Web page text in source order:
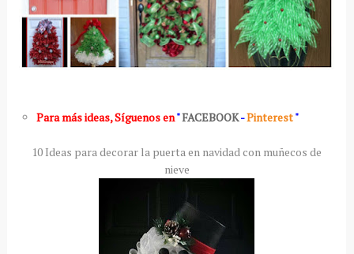
Para más ideas,Síguenos en"FACEBOOK-Pinterest"
10 Ideas para decorar la puerta en navidad con muñecos de
nieve